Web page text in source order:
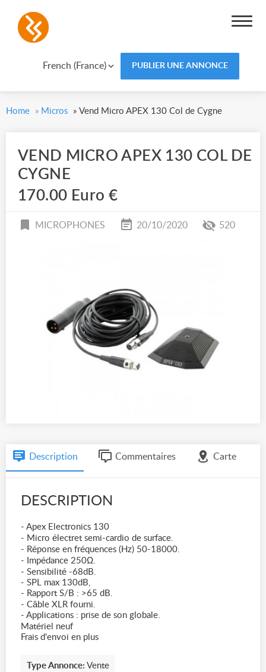
French (France) PUBLIER UNE ANNONCE
Home » Micros » Vend Micro APEX 130 Col de Cygne
VEND MICRO APEX 130 COL DE
CYGNE
170.00 Euro €
MICROPHONES 20/10/2020 520
Description Commentaires Carte
DESCRIPTION
- Apex Electronics 130
- Micro électret semi-cardio de surface.
- Réponse en fréquences (Hz) 50-18000.
- Impédance 250Ω.
- Sensibilité -68dB.
- SPL max 130dB,
- Rapport S/B : >65 dB.
- Câble XLR fourni.
- Applications : prise de son globale.
Matériel neuf
Frais d'envoi en plus
Type Annonce: Vente